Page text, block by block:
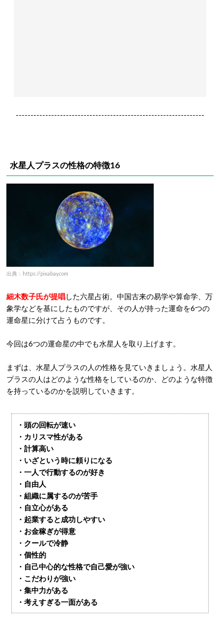
----------------------------------------------------------------
水星人プラスの性格の特徴16
出典：https://pixabay.com
細木数子氏が提唱した六星占術。中国古来の易学や算命学、万
象学などを基にしたものですが、その人が持った運命を6つの
運命星に分けて占うものです。
今回は6つの運命星の中でも水星人を取り上げます。
まずは、水星人プラスの人の性格を見ていきましょう。水星人
プラスの人はどのような性格をしているのか、どのような特徴
を持っているのかを説明していきます。
・頭の回転が速い
・カリスマ性がある
・計算高い
・いざという時に頼りになる
・一人で行動するのが好き
・自由人
・組織に属するのが苦手
・自立心がある
・起業すると成功しやすい
・お金稼ぎが得意
・クールで冷静
・個性的
・自己中心的な性格で自己愛が強い
・こだわりが強い
・集中力がある
・考えすぎる一面がある